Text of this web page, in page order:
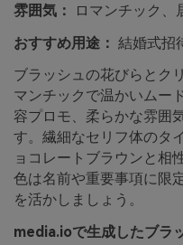
雰囲気：
ロマンチック、
おすすめ用途： 結婚式招
ブラッシュの花びらとク
マンチックで温かいムー
容プロモ、柔らかな雰囲
す。繊細なセリフ体のタ
ョコレートブラウンと相
色は名前や重要事項に限
を活かしましょう。
media.ioで生成したブラ